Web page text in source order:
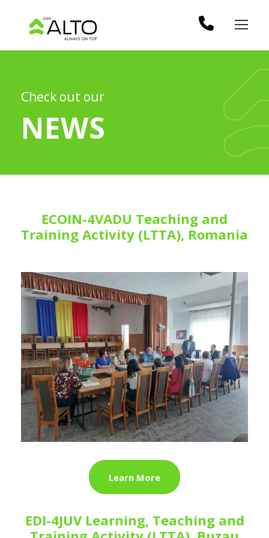
Check out our
NEWS
ECOIN-4VADU Teaching and
Training Activity (LTTA), Romania
Learn More
EDI-4JUV Learning, Teaching and